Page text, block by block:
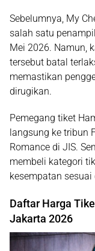
Sebelumnya, My
salah satu
Mei 2026. Namun,
tersebut batal
memastikan
dirugikan.
Pemegang tiket
langsung ke tribun
Romance di JIS.
membeli kategori
kesempatan
Daftar Harga
Jakarta 2026